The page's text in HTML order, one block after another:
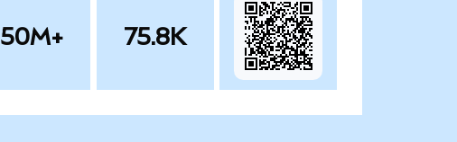
50M+ 75.8K